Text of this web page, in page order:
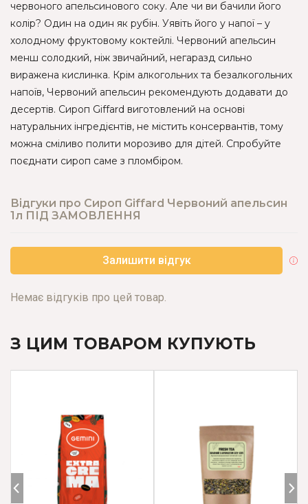
червоного апельсинового соку. Але чи ви бачили його
колір? Один на один як рубін. Уявіть його у напої – у
холодному фруктовому коктейлі. Червоний апельсин
менш солодкий, ніж звичайний, негаразд сильно
виражена кислинка. Крім алкогольних та безалкогольних
напоїв, Червоний апельсин рекомендують додавати до
десертів. Сироп Giffard виготовлений на основі
натуральних інгредієнтів, не містить консервантів, тому
можна сміливо полити морозиво для дітей. Спробуйте
поєднати сироп саме з пломбіром.
Відгуки про Сироп Giffard Червоний апельсин
1л ПІД ЗАМОВЛЕННЯ
Залишити відгук
Немає відгуків про цей товар.
З ЦИМ ТОВАРОМ КУПУЮТЬ